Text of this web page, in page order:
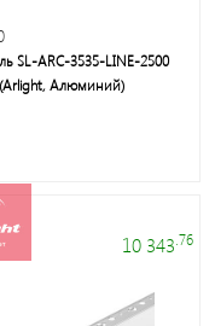
SL-ARC-3535-LINE-2500
Алюминий)
10 343 .76